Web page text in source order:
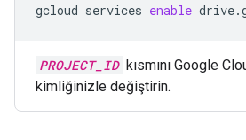
gcloud services enable
PROJECT_ID kısmını Google
kimliğinizle değiştirin.